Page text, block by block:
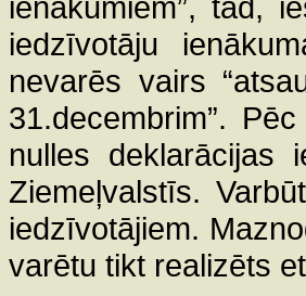
iedzīvotāju
nevarēs vairs
31.decembrim”.
nulles deklarācijas
Ziemeļvalstīs.
iedzīvotājiem.
varētu tikt realizēts